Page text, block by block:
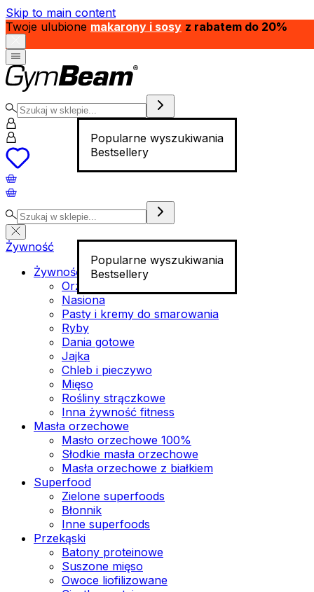
Skip to main content
Twoje ulubione makarony i sosy z rabatem do 20%
Popularne wyszukiwania
Bestsellery
Popularne wyszukiwania
Bestsellery
Żywność
Żywność funkcjonalna
Orzechy
Nasiona
Pasty i kremy do smarowania
Ryby
Dania gotowe
Jajka
Chleb i pieczywo
Mięso
Rośliny strączkowe
Inna żywność fitness
Masła orzechowe
Masło orzechowe 100%
Słodkie masła orzechowe
Masła orzechowe z białkiem
Superfood
Zielone superfoods
Błonnik
Inne superfoods
Przekąski
Batony proteinowe
Suszone mięso
Owoce liofilizowane